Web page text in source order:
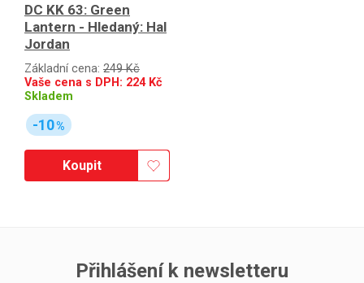
DC KK 63: Green
Lantern - Hledaný: Hal
Jordan
Základní cena: 249 Kč
Vaše cena s DPH: 224Kč
Skladem
-10%
Koupit
Přihlášení k newsletteru